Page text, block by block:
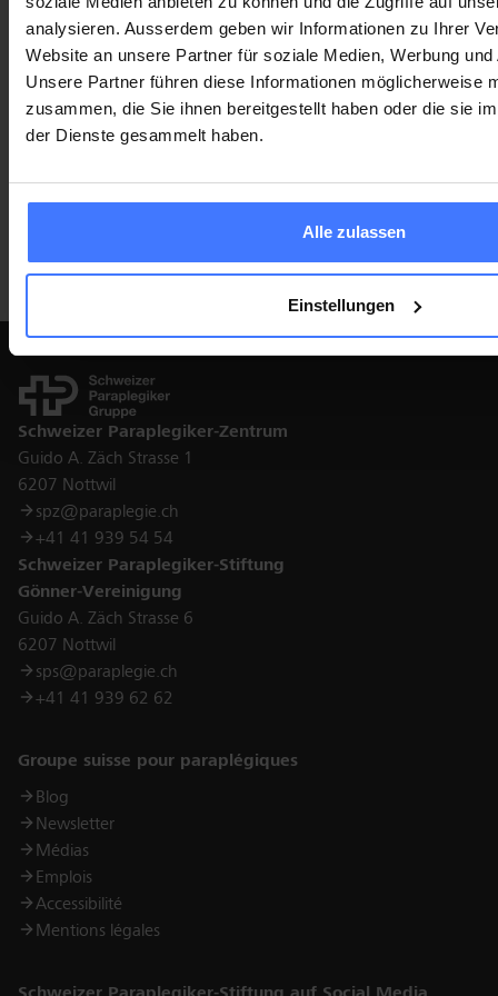
analysieren. Ausserdem geben wir Informationen zu Ihrer
Website an unsere Partner für soziale Medien, Werbung
Unsere Partner führen diese Informationen möglicherweise
zusammen, die Sie ihnen bereitgestellt haben oder die sie
der Dienste gesammelt haben.
Alle zulassen
Einstellungen
Cette page a-t-elle été utile ?
Kontakt
Schweizer Paraplegiker-Zentrum
Guido A. Zäch Strasse 1
6207 Nottwil
spz@paraplegie.ch
+41 41 939 54 54
Schweizer Paraplegiker-Stiftung
Gönner-Vereinigung
Guido A. Zäch Strasse 6
6207 Nottwil
sps@paraplegie.ch
+41 41 939 62 62
Links
Groupe suisse pour paraplégiques
Blog
Newsletter
Médias
Emplois
Accessibilité
Mentions légales